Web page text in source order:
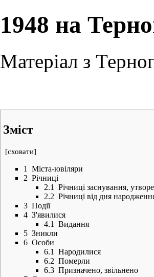
1948 на
Матеріал з
Зміст
[сховати]
1
Міста-ювіляри
2 Річниці
2.1
Річниці заснування,
2.2 Річниці від дня
3 Події
4 З'явилися
4.1
Видання
5 Зникли
6 Особи
6.1
Народилися
6.2 Померли
6.3 Призначено, звільнено